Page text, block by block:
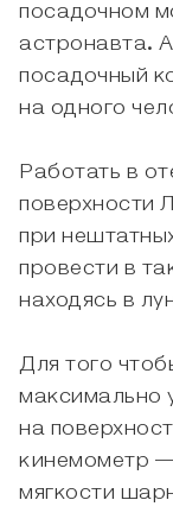
посадочном
астронавта.
посадочный
на одного
Работать в
поверхности
при
провести в
находясь в
Для того
максимально
на
кинемометр —
мягкости